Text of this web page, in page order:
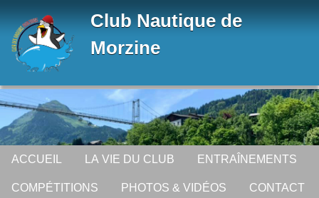
Club Nautique de
Morzine
ACCUEIL LA VIE DU CLUB ENTRAÎNEMENTS
COMPÉTITIONS PHOTOS & VIDÉOS CONTACT